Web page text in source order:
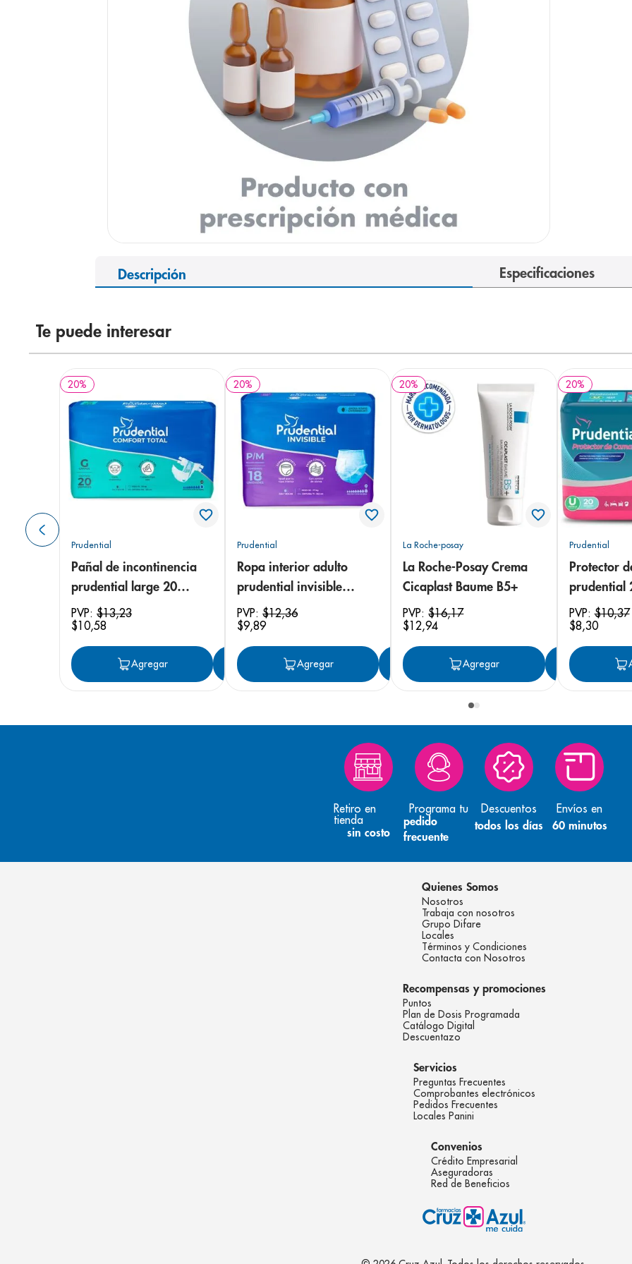
Descripción Especificaciones
Te puede interesar
20%
Prudential
Pañal de incontinencia
prudential large 20
unidades
PVP: $13,23
$10,58
Agregar Agregar
20%
Prudential
Ropa interior adulto
prudential invisible
small/medium 18
unidades
PVP:$12,36
$9,89
Agregar Agregar
20%
La Roche-posay
La Roche-Posay Crema
Cicaplast Baume B5+
PVP:$16,17
$12,94
Agregar
20%
Prudential
Protector
prudential
PVP:$10,37
$8,30
Retiro en
tienda
sin costo
Programa tu
pedido
frecuente
Descuentos
todos los días
Envíos en
60 minutos
Quienes Somos
Nosotros
Trabaja con nosotros
Grupo Difare
Locales
Términos y Condiciones
Contacta con Nosotros
Recompensas y promociones
Puntos
Plan de Dosis Programada
Catálogo Digital
Descuentazo
Servicios
Preguntas Frecuentes
Comprobantes electrónicos
Pedidos Frecuentes
Locales Panini
Convenios
Crédito Empresarial
Aseguradoras
Red de Beneficios
panolini
prueba embarazo